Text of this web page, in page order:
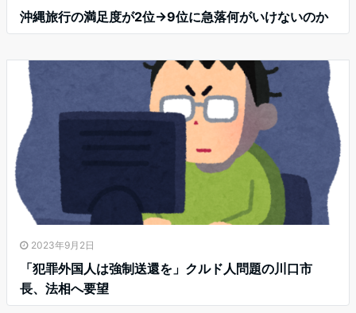
沖縄旅行の満足度が2位→9位に急落何がいけないのか
2023年9月2日
「犯罪外国人は強制送還を」クルド人問題の川口市
長、法相へ要望